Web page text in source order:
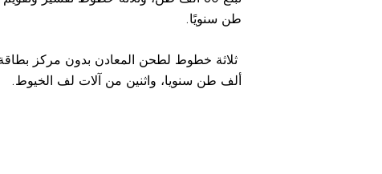
طن سنويًا.
ألف طن سنويا، واثنين من آلات لف الخيوط.